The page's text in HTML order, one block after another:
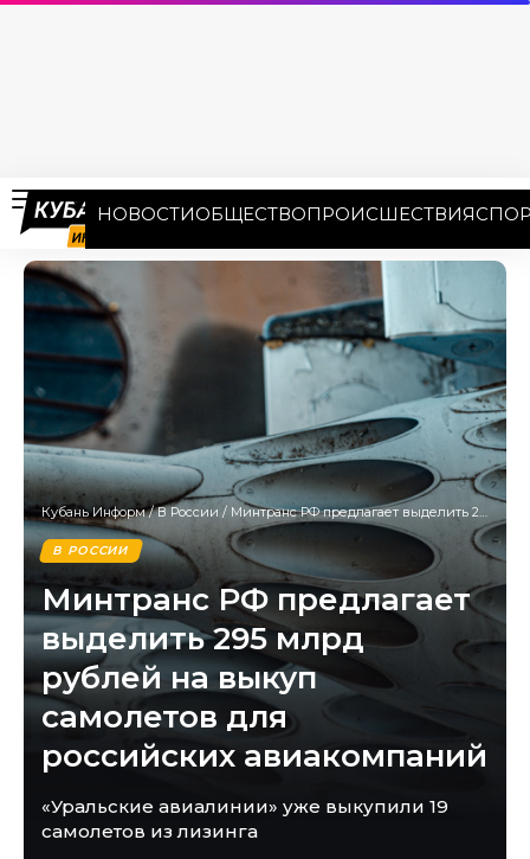
НОВОСТИОБЩЕСТВОПРОИСШЕСТВИЯ
Кубань Информ/В России / Минтранс РФ предлагает выделить 295 млрд рублей на выкуп самолетов для российских авиакомпаний
В РОССИИ
Минтранс РФ предлагает
выделить 295 млрд
рублей на выкуп
самолетов для
российских авиакомпаний
«Уральские авиалинии» уже выкупили 19
самолетов из лизинга